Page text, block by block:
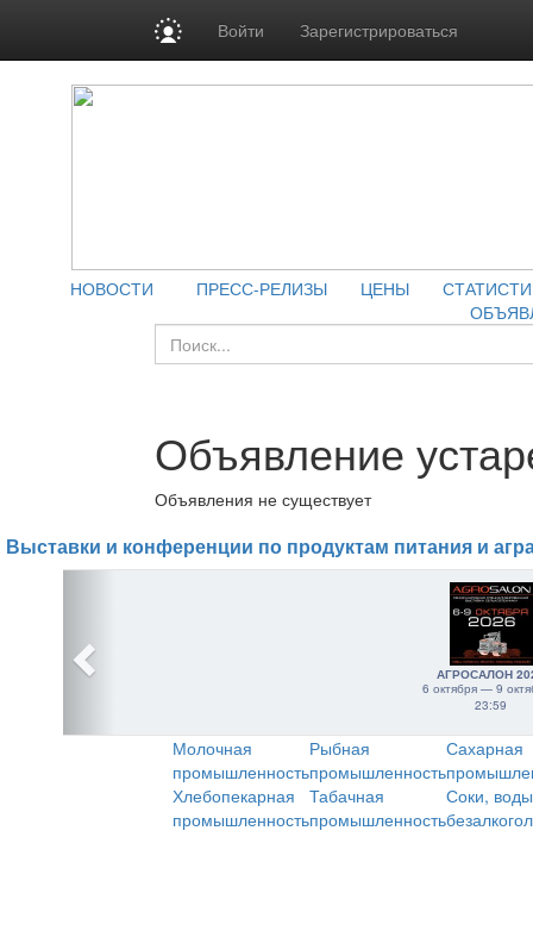
Войти Зарегистрироваться
НОВОСТИ ПРЕСС-РЕЛИЗЫ ЦЕНЫ
Объявление
Объявления не существует
Выставки и конференции по продуктам питания и
АГРОСАЛОН
6 октября — 9
23:59
Молочная
промышленность
Рыбная
промышленность
Сахарная
Хлебопекарная
промышленность
Табачная
промышленность
Соки,